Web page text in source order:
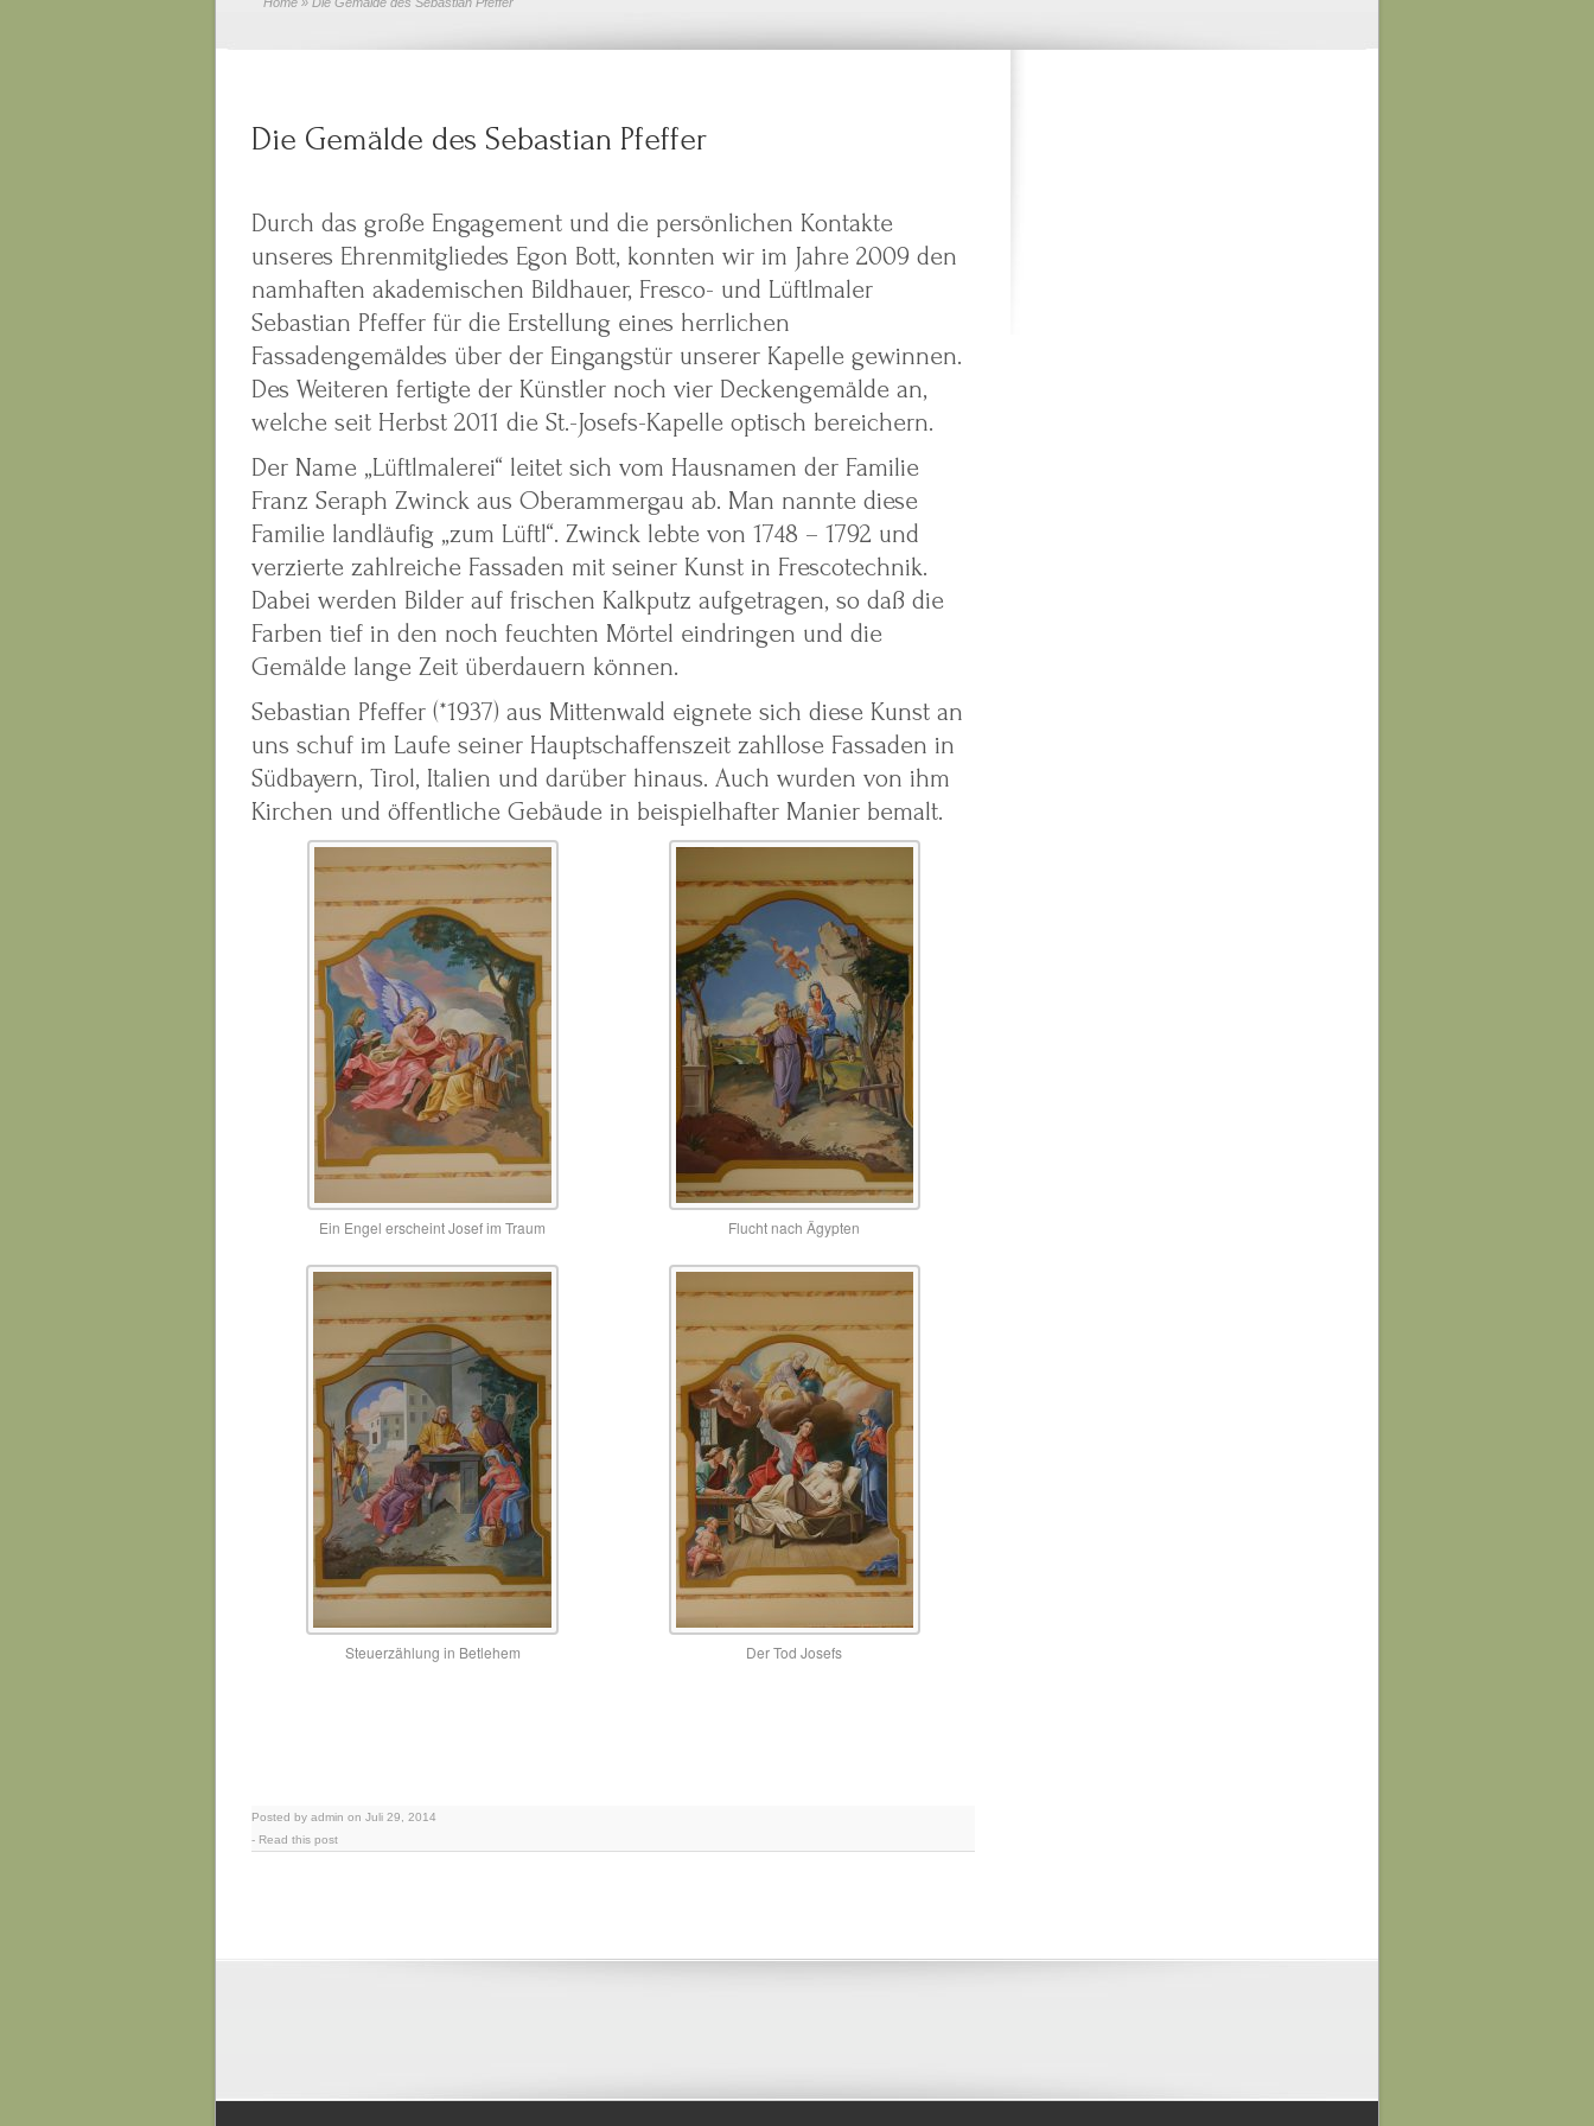
Die Gemälde des Sebastian Pfeffer
Durch das große Engagement und die persönlichen Kontakte
unseres Ehrenmitgliedes Egon Bott, konnten wir im Jahre 2009 den
namhaften akademischen Bildhauer, Fresco- und Lüftlmaler
Sebastian Pfeffer für die Erstellung eines herrlichen
Fassadengemäldes über der Eingangstür unserer Kapelle gewinnen.
Des Weiteren fertigte der Künstler noch vier Deckengemälde an,
welche seit Herbst 2011 die St.-Josefs-Kapelle optisch bereichern.
Der Name „Lüftlmalerei“ leitet sich vom Hausnamen der Familie
Franz Seraph Zwinck aus Oberammergau ab. Man nannte diese
Familie landläufig „zum Lüftl“. Zwinck lebte von 1748 – 1792 und
verzierte zahlreiche Fassaden mit seiner Kunst in Frescotechnik.
Dabei werden Bilder auf frischen Kalkputz aufgetragen, so daß die
Farben tief in den noch feuchten Mörtel eindringen und die
Gemälde lange Zeit überdauern können.
Sebastian Pfeffer (*1937) aus Mittenwald eignete sich diese Kunst an
uns schuf im Laufe seiner Hauptschaffenszeit zahllose Fassaden in
Südbayern, Tirol, Italien und darüber hinaus. Auch wurden von ihm
Kirchen und öffentliche Gebäude in beispielhafter Manier bemalt.
Ein Engel erscheint Josef im Traum Flucht nach Ägypten
Steuerzählung in Betlehem Der Tod Josefs
Posted by admin on Juli 29, 2014
- Read this post